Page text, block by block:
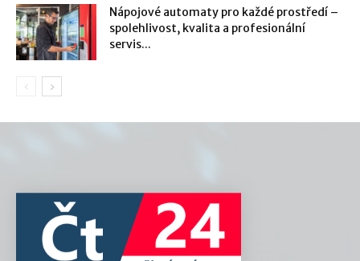
Nápojové automaty pro každé prostředí –
spolehlivost, kvalita a profesionální
servis...